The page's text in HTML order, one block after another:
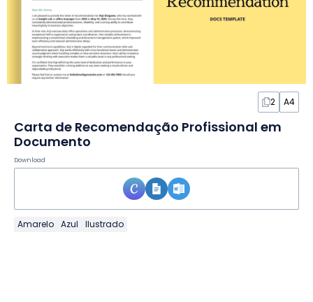
2 A4
Carta de Recomendação Profissional em
Documento
Download
Amarelo Azul Ilustrado